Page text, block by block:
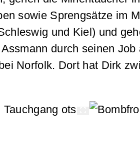
sowie Sprengsätze im
und Kiel) und
durch seinen
Norfolk. Dort hat Dirk